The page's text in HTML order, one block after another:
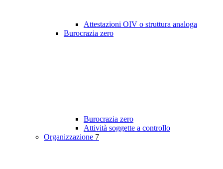
Attestazioni OIV o struttura analoga
Burocrazia zero
Burocrazia zero
Attività soggette a controllo
Organizzazione 7